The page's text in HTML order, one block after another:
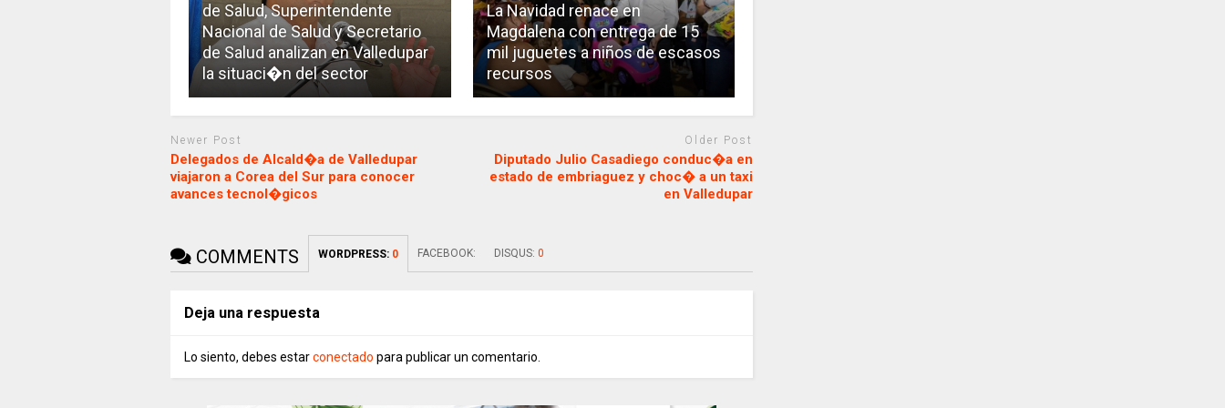
de Salud, Superintendente
Nacional de Salud y Secretario
de Salud analizan en Valledupar
la situaci�n del sector
La Navidad renace en
Magdalena con entrega de 15
mil juguetes a niños de escasos
recursos
Newer Post
Delegados de Alcald�a de Valledupar
viajaron a Corea del Sur para conocer
avances tecnol�gicos
Older Post
Diputado Julio Casadiego conduc�a en
estado de embriaguez y choc� a un taxi
en Valledupar
COMMENTS WORDPRESS: 0 FACEBOOK: DISQUS: 0
Deja una respuesta
Lo siento, debes estarconectado para publicar un comentario.